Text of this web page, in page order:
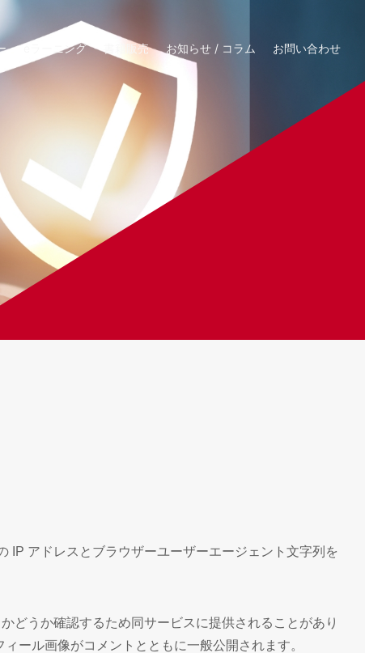
eラーニング 書籍販売 お知らせ / コラム お問い合わせ
IP アドレスとブラウザーユーザーエージェント文字列を
どうか確認するため同サービスに提供されることがあり
ール画像がコメントとともに一般公開されます。